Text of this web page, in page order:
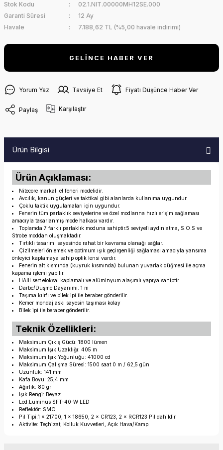
Stok Kodu
02.1.NIT.00000MH12SE.000
Garanti Süresi
12 Ay
Havale
7.188,62 TL (%5,00 havale indirimi)
GELİNCE HABER VER
Yorum Yaz Tavsiye Et Fiyatı Düşünce Haber Ver
Paylaş Karşılaştır
Ürün Bilgisi
Ürün Açıklaması:
Nitecore markalı el feneri modelidir.
Avcılık, kanun güçleri ve taktikal gibi alanlarda kullanıma uygundur.
Çoklu taktik uygulamaları için uygundur.
Fenerin tüm parlaklık seviyelerine ve özel modlarına hızlı erişim sağlaması
amacıyla tasarlanmış mode halkası vardır.
Toplamda 7 farklı parlaklık moduna sahiptir.5 seviyeli aydınlatma, S.O.S ve
Strobe moddan oluşmaktadır.
Tırtıklı tasarımı sayesinde rahat bir kavrama olanağı sağlar.
Çizilmeleri önlemek ve optimum ışık geçirgenliği sağlaması amacıyla yansıma
önleyici kaplamaya sahip optik lensi vardır.
Fenerin alt kısmında (kuyruk kısmında) bulunan yuvarlak düğmesi ile açma
kapama işlemi yapılır.
HAIII sert eloksal kaplamalı ve alüminyum alaşımlı yapıya sahiptir.
Darbe/Düşme Dayanımı: 1 m
Taşıma kılıfı ve bilek ipi ile beraber gönderilir.
Kemer mondaj askı sayesin taşıması kolay
Bilek ipi ile beraber gönderilir.
Teknik Özellikleri:
Maksimum Çıkış Gücü: 1800 lümen
Maksimum Işık Uzaklığı: 405 m
Maksimum Işık Yoğunluğu: 41000 cd
Maksimum Çalışma Süresi: 1500 saat 0 m / 62,5 gün
Uzunluk: 141 mm
Kafa Boyu: 25,4 mm
Ağırlık: 80 gr
Işık Rengi: Beyaz
Led:Luminus SFT-40-W LED
Reflektör: SMO
Pil Tipi:1 × 21700, 1 × 18650, 2 × CR123, 2 × RCR123 Pil dahildir
Aktivite: Teçhizat, Kolluk Kuvvetleri, Açık Hava/Kamp